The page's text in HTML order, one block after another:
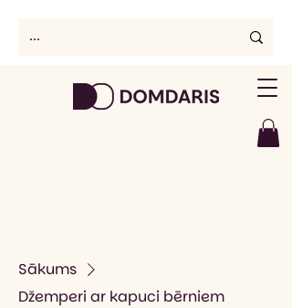
Sākums
Džemperi ar kapuci bērniem